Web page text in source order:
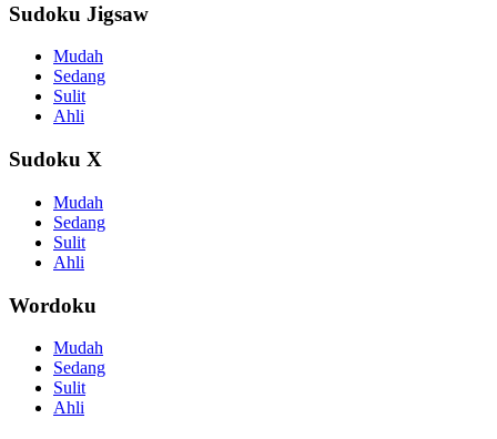
Sudoku Jigsaw
Mudah
Sedang
Sulit
Ahli
Sudoku X
Mudah
Sedang
Sulit
Ahli
Wordoku
Mudah
Sedang
Sulit
Ahli